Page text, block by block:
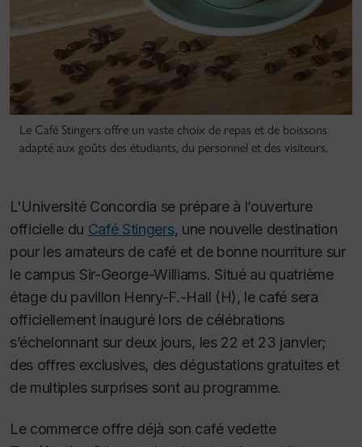
Le Café Stingers offre un vaste choix de repas et de boissons
adapté aux goûts des étudiants, du personnel et des visiteurs.
L'Université Concordia se prépare à l’ouverture
officielle du Café Stingers, une nouvelle destination
pour les amateurs de café et de bonne nourriture sur
le campus Sir-George-Williams. Situé au quatrième
étage du pavillon Henry-F.-Hall (H), le café sera
officiellement inauguré lors de célébrations
s’échelonnant sur deux jours, les 22 et 23 janvier;
des offres exclusives, des dégustations gratuites et
de multiples surprises sont au programme.
Le commerce offre déjà son café vedette